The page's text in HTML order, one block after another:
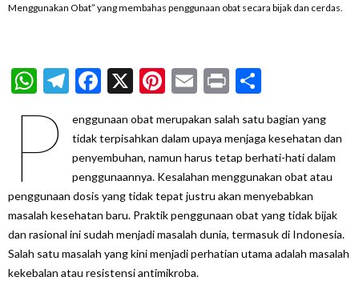
Menggunakan Obat” yang membahas penggunaan obat secara bijak dan cerdas.
WhatsApp
Telegram
Facebook
X Pinterest
Email
Print
P
enggunaan obat merupakan salah satu bagian yang
tidak terpisahkan dalam upaya menjaga kesehatan dan
penyembuhan, namun harus tetap berhati-hati dalam
penggunaannya. Kesalahan menggunakan obat atau
penggunaan dosis yang tidak tepat justru akan menyebabkan
masalah kesehatan baru. Praktik penggunaan obat yang tidak bijak
dan rasional ini sudah menjadi masalah dunia, termasuk di Indonesia.
Salah satu masalah yang kini menjadi perhatian utama adalah masalah
kekebalan atau resistensi antimikroba.